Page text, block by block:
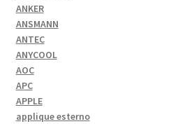
ANKER
ANSMANN
ANTEC
ANYCOOL
AOC
APC
APPLE
applique esterno